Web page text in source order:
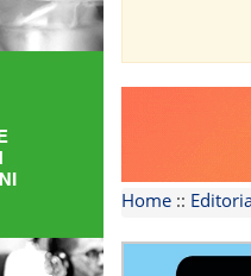
MANUALISTICA
SOFTWARE
TEMATICHE
Home ::